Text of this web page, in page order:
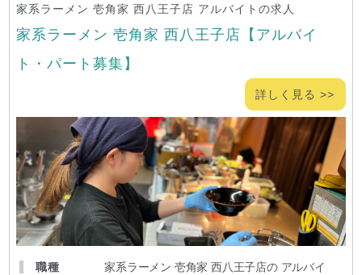
家系ラーメン 壱角家 西八王子店 アルバイトの求人
家系ラーメン 壱角家 西八王子店【アルバイ
ト・パート募集】
詳しく見る >>
職種
家系ラーメン 壱角家 西八王子店の アルバイ